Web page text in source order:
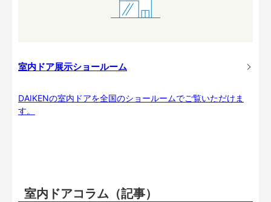
室内ドア展示ショールーム
DAIKENの室内ドアを全国のショールームでご覧いただけま
す。
室内ドアコラム（記事）